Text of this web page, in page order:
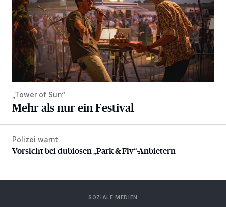
„Tower of Sun“
Mehr als nur ein Festival
Vorsicht bei dubiosen „Park & Fly“-Anbietern
Polizei warnt
Vorsicht bei dubiosen „Park & Fly“-Anbietern
SOZIALE MEDIEN